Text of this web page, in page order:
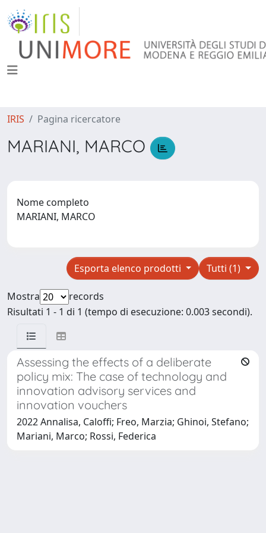
IRIS Pagina ricercatore
MARIANI, MARCO
Nome completo
MARIANI, MARCO
Tutti (1)
Esporta elenco prodotti
Mostra
records
Risultati 1 - 1 di 1 (tempo di esecuzione: 0.003 secondi).
Assessing the effects of a deliberate
policy mix: The case of technology and
innovation advisory services and
innovation vouchers
2022 Annalisa, Caloffi; Freo, Marzia; Ghinoi, Stefano;
Mariani, Marco; Rossi, Federica